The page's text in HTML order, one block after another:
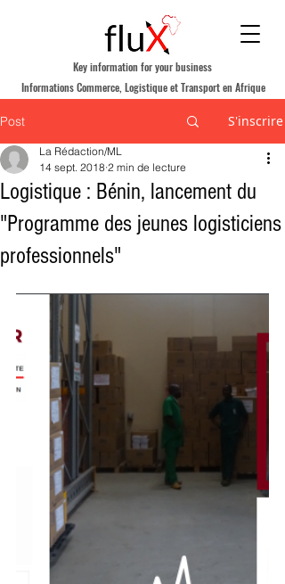
Informations Commerce, Logistique et Transport en Afrique
Key information for your business
Post S'inscrire
Logistique : Bénin, lancement du
"Programme des jeunes logisticiens
professionnels"
La Rédaction/ML
14 sept. 2018 2 min de lecture